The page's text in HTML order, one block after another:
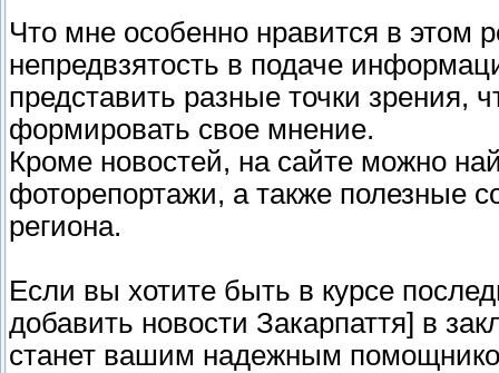
Что мне особенно нравится в этом
непредвзятость в подаче
представить разные точки зрения,
формировать свое мнение.
Кроме новостей, на сайте можно
фоторепортажи, а также полезные
региона.
Если вы хотите быть в курсе
добавить новости Закарпаття] в
станет вашим надежным